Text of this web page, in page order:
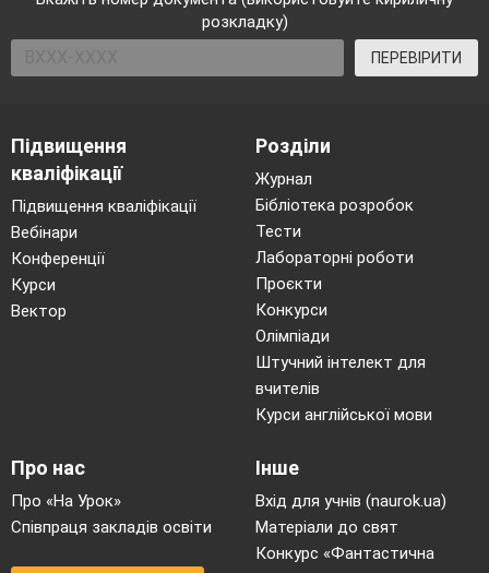
розкладку)
ПЕРЕВІРИТИ
Підвищення
кваліфікації
Підвищення кваліфікації
Вебінари
Конференції
Курси
Вектор
Розділи
Журнал
Бібліотека розробок
Тести
Лабораторні роботи
Проєкти
Конкурси
Олімпіади
Штучний інтелект для
вчителів
Курси англійської мови
Про нас
Про «На Урок»
Співпраця закладів освіти
Інше
Вхід для учнів (naurok.ua)
Матеріали до свят
Конкурс «Фантастична